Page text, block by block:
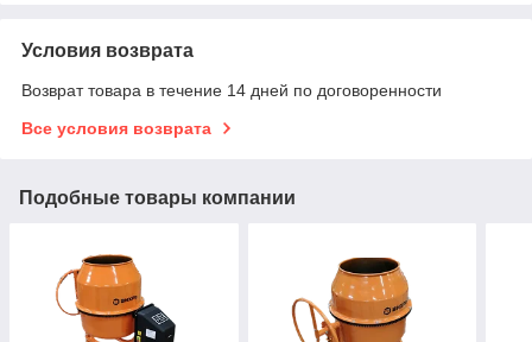
Условия возврата
Возврат товара в течение 14 дней по договоренности
Все условия возврата
Подобные товары компании